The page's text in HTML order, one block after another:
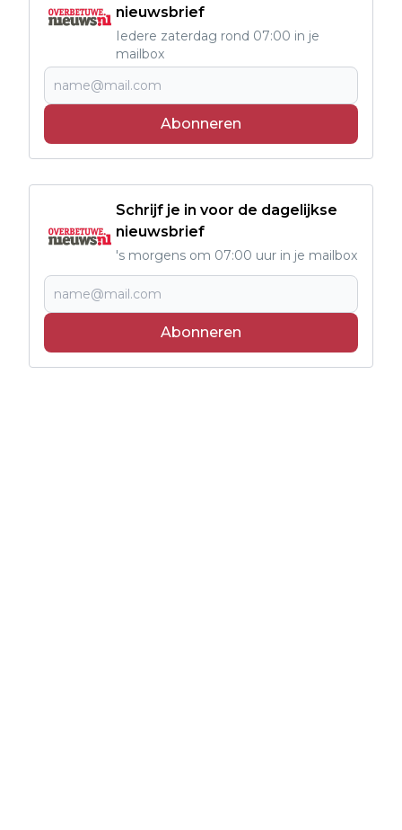
nieuwsbrief
Iedere zaterdag rond 07:00 in je
mailbox
Abonneren
Schrijf je in voor de dagelijkse
nieuwsbrief
's morgens om 07:00 uur in je mailbox
Abonneren